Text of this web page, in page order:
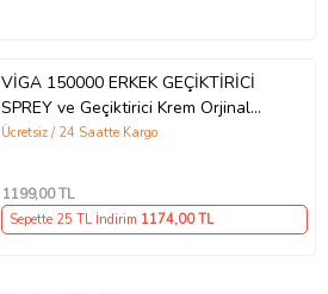
VİGA 150000 ERKEK GEÇİKTİRİCİ
SPREY ve Geçiktirici Krem Orjinal
MADE İN GERMANY
Ücretsiz / 24 Saatte Kargo
1199,00 TL
Sepette 25 TL İndirim 1174,00 TL